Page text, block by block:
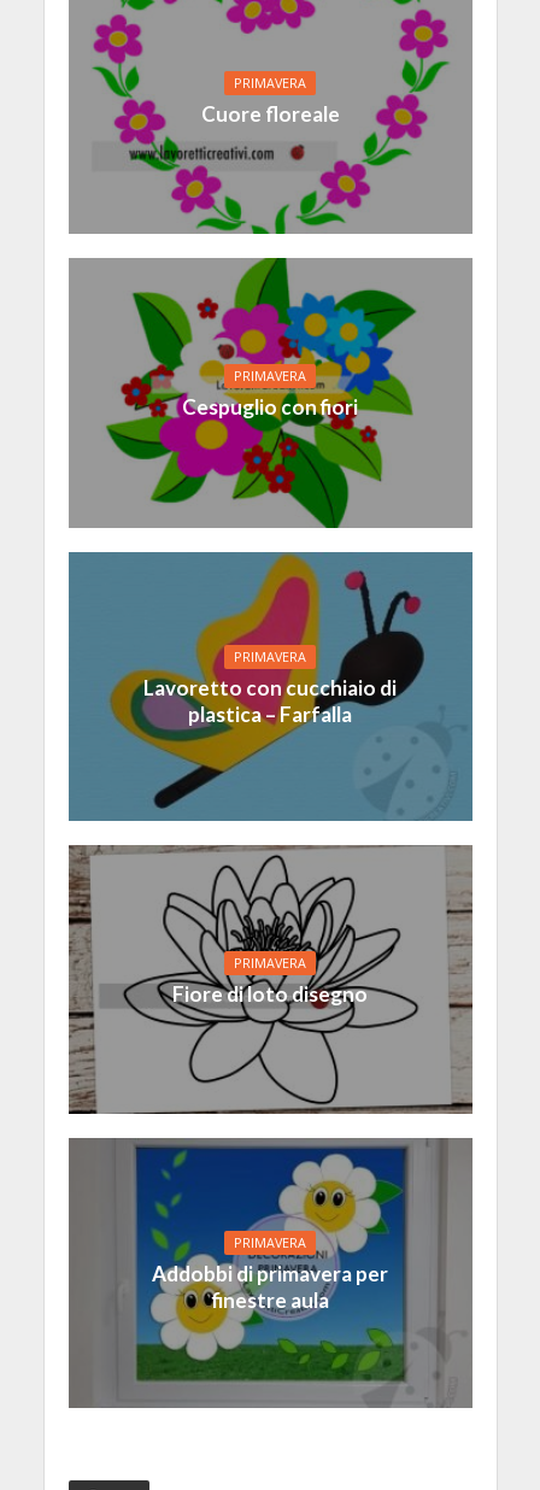
PRIMAVERA
Cuore floreale
PRIMAVERA
Cespuglio con fiori
PRIMAVERA
Lavoretto con cucchiaio di
plastica – Farfalla
PRIMAVERA
Fiore di loto disegno
PRIMAVERA
Addobbi di primavera per
finestre aula